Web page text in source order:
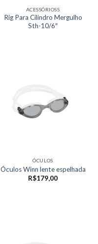
ACESSÓRIOSS
Rig Para Cilindro Mergulho
Sth-10/6″
ÓCULOS
Óculos Winn lente espelhada
R$179,00